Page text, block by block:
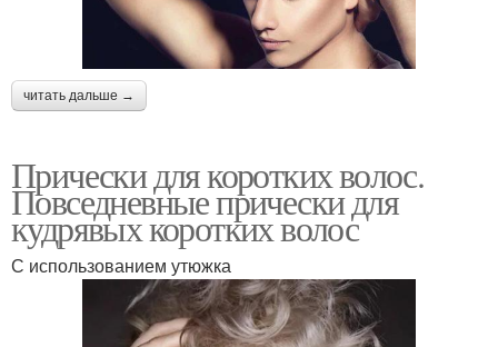
читать дальше →
Прически для коротких волос.
Повседневные прически для
кудрявых коротких волос
С использованием утюжка